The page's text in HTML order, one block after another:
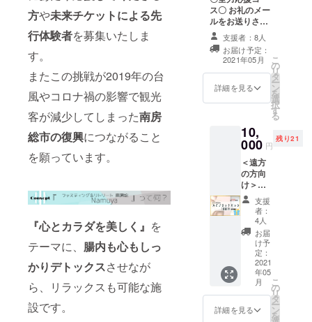
方や未来チケットによる先
行体験者を募集いたしま
す。
またこの挑戦が2019年の台
風やコロナ禍の影響で観光
客が減少してしまった南房
総市の復興につながること
を願っています。
『心とカラダを美しく』 を
テーマに、 腸内も心もしっ
かりデトックスさせなが
ら、リラックスも可能な施
設です。
析」カ
ウンセ
リング
つき ○
天然の
酵母・
植物性
乳酸菌
た酵素
ドリン
ク＋酵
素ファ
スティ
ングア
シスト
食(１食
分)つき
○別途で
の酵素
ドリン
クや
ファス
ティン
スト食
ス〇 お礼のメー
ルをお送りさせ
ていただきま
す。 ※お礼の
メールのみとな
ります。心を込
めてお送りいた
します。
支援者：8人
お届け予定：
2021年05月
詳細を見る
こ
の
リ
タ
ー
ン
を
選
択
す
る
10,
000 円
残り21
＜遠方
の方向
け＞
【サロ
ン専売
品！ハ
イブ
リット
シート
パッ
ク】 定
13200
円
→1000
支援
者：
4人
お届
け予
定：
2021
年05
月
詳細を見る
こ
の
リ
タ
ー
ン
を